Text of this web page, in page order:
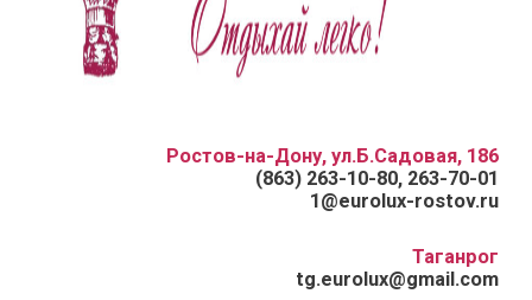
Ростов-на-Дону, ул.Б.Садовая, 186
(863) 263-10-80, 263-70-01
1@eurolux-rostov.ru
Таганрог
tg.eurolux@gmail.com